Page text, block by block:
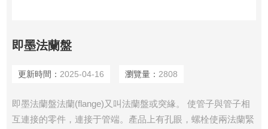
即墨法蘭盤
更新時間： 2025-04-16 瀏覽量： 2808
即墨法蘭盤法蘭(flange)又叫法蘭盤或突緣。 使管子與管子相
互連接的零件，連接于管端。產品上有孔眼，螺栓使兩法蘭緊